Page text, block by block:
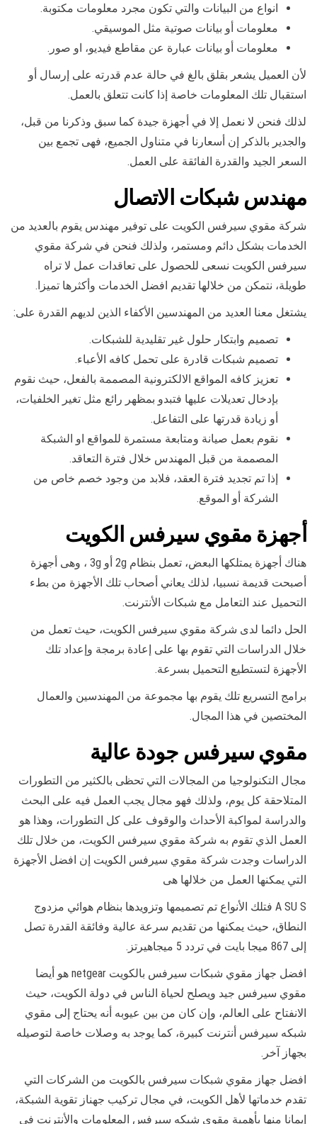
انواع من البيانات والتي تكون مجرد معلومات مكتوبة.
معلومات أو بيانات صوتية مثل الموسيقي.
معلومات أو بيانات عبارة عن مقاطع فيديو، او صور.
لأن العميل يشعر بقلق بالغ في حالة عدم قدرته على إرسال أو
استقبال تلك المعلومات خاصة إذا كانت تتعلق بالعمل.
لذلك فنحن لا نعمل إلا في أجهزة جيدة كما سبق وذكرنا من قبل،
والجدير بالذكر إن أسعارنا في متناول الجميع، فهى تجمع بين
السعر الجيد والقدرة الفائقة على العمل.
مهندس شبكات الاتصال
شركة مقوي سيرفس الكويت على توفير مهندس يقوم بالعديد من
الخدمات بشكل دائم ومستمر، ولذلك فنحن في شركة مقوي
سيرفس الكويت نسعى للحصول على تعاقدات عمل لا تراه
طويلة، نتمكن من خلالها تقديم افضل الخدمات وأكثرها تميزا.
يشتغل معنا العديد من المهندسين الأكفاء الذين لديهم القدرة على:
تصميم وابتكار حلول غير تقليدية للشبكات.
تصميم شبكات قادرة على تحمل كافه الأعباء.
تعزيز كافه المواقع الالكترونية المصممة بالفعل، حيث نقوم
بإدخال تعديلات عليها فتبدو بمظهر رائع مثل تغير الخلفيات،
أو زيادة قدرتها على التفاعل.
نقوم بعمل صيانة ومتابعة مستمرة للمواقع او الشبكة
المصممة من قبل المهندس خلال فترة التعاقد.
إذا تم تجديد فترة العقد، فلابد من وجود خصم خاص من
الشركة أو الموقع.
أجهزة مقوي سيرفس الكويت
هناك أجهزة يمتلكها البعض، تعمل بنظام 2g أو 3g ، وهى أجهزة
أصبحت قديمة نسبيا، لذلك يعاني أصحاب تلك الأجهزة من بطء
التحميل عند التعامل مع شبكات الأنترنت.
الحل دائما لدى شركة مقوي سيرفس الكويت، حيث تعمل من
خلال الدراسات التي تقوم بها على إعادة برمجة وإعداد تلك
الأجهزة لتستطيع التحميل بسرعة.
برامج التسريع تلك يقوم بها مجموعة من المهندسين والعمال
المختصين في هذا المجال.
مقوي سيرفس جودة عالية
مجال التكنولوجيا من المجالات التي تحظى بالكثير من التطورات
المتلاحقة كل يوم، ولذلك فهو مجال يجب العمل فيه على البحث
والدراسة لمواكبة الأحداث والوقوف على كل التطورات، وهذا هو
العمل الذي تقوم به شركة مقوي سيرفس الكويت، من خلال تلك
الدراسات وجدت شركة مقوي سيرفس الكويت إن افضل الأجهزة
التي يمكنها العمل من خلالها هى
A SU S فتلك الأنواع تم تصميمها وتزويدها بنظام هوائي مزدوج
النطاق، حيث يمكنها من تقديم سرعة عالية وفائقة القدرة تصل
إلى 867 ميجا بايت في تردد 5 ميجاهيرتز.
افضل جهاز مقوي شبكات سيرفس بالكويت netgear هو أيضا
مقوي سيرفس جيد ويصلح لحياة الناس في دولة الكويت، حيث
الانفتاح على العالم، وإن كان من بين عيوبه أنه يحتاج إلى مقوي
شبكه سيرفس أنترنت كبيرة، كما يوجد به وصلات خاصة لتوصيله
بجهاز آخر.
افضل جهاز مقوي شبكات سيرفس بالكويت من الشركات التي
تقدم خدماتها لأهل الكويت، في مجال تركيب جهناز تقوية الشبكة،
إيمانا منها بأهمية مقوي شبكه سيرفس المعلومات والأنترنت في